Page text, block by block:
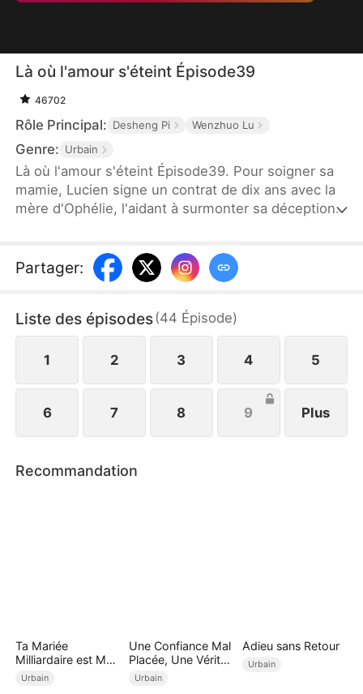
Là où l'amour s'éteint Épisode39
46702
Rôle Principal: Desheng Pi Wenzhuo Lu
Genre: Urbain
Là où l'amour s'éteint Épisode39. Pour soigner sa
mamie, Lucien signe un contrat de dix ans avec la
mère d'Ophélie, l'aidant à surmonter sa déception
Owen revient et Lucien, voyant leurs sentiments
renaître, demande le divorce. Ophélie, ne
divorce et apprend la vérité trop tard. Lucien
entame un nouveau chapitre, suivant ses propres
rêves.
Partager:
Liste des épisodes(44 Épisode)
1 2 3 4 5
6 7 8 9 Plus
Recommandation
Ta Mariée
Milliardaire est Ma
Femme Infidèle
Urbain
Une Confiance Mal
Placée, Une Vérité
Cachée
Urbain
Adieu sans Retour
Urbain